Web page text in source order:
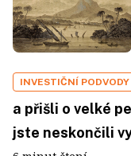
INVESTIČNÍ PODVODY
a přišli o velké
jste neskončili